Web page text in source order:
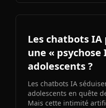
Les chatbots
une « psychose
adolescents ?
Les chatbots IA
adolescents en quête
Mais cette intimité